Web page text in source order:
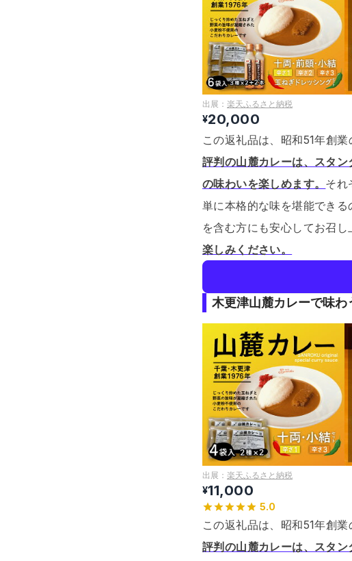
出展： 楽天ふるさと納税
¥20,000
この返礼品は、昭和51年創
評判の山麓カレーは、スタ
の味わいを楽しめます。 それ
単に本格的な味を堪能できる
を含む方にも安心してお召
楽しみください。
木更津山麓カレーで味わ
出展： 楽天ふるさと納税
¥11,000
5.0
この返礼品は、昭和51年創
評判の山麓カレーは、スタン